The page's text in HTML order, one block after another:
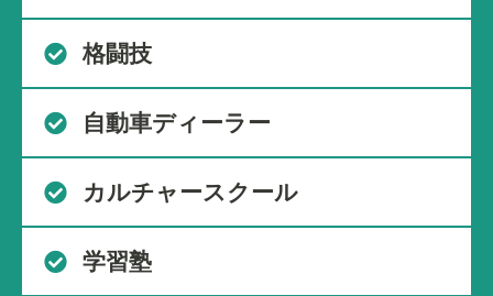
格闘技
自動車ディーラー
カルチャースクール
学習塾